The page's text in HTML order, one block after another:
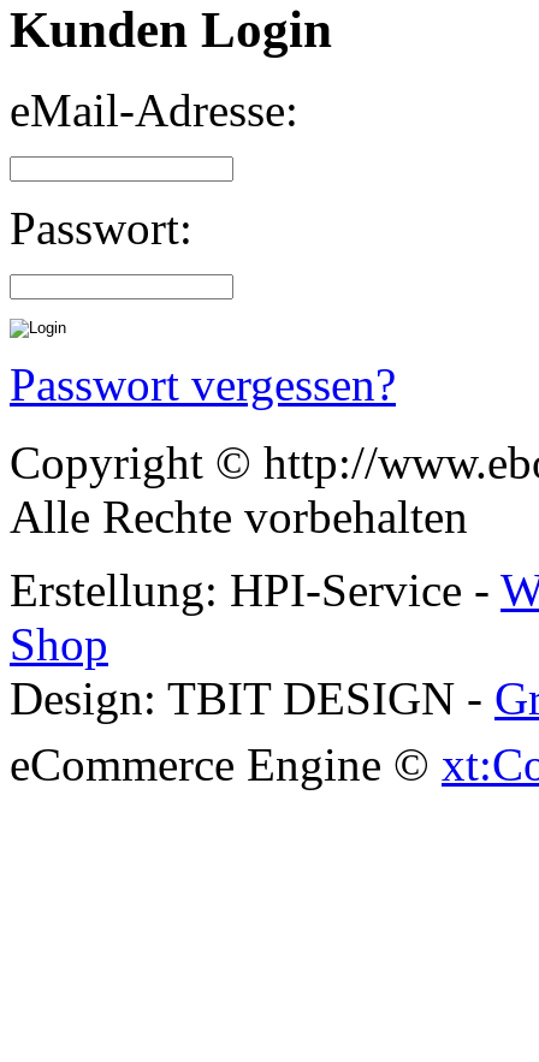
Kunden Login
eMail-Adresse:
Passwort:
Passwort vergessen?
Copyright © http://
Alle Rechte vorbehalten
Erstellung: HPI-Service -
Shop
Design: TBIT DESIGN -
eCommerce Engine ©